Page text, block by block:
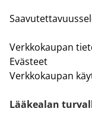
Verkkokaupan
Evästeet
Verkkokaupan
Lääkealan